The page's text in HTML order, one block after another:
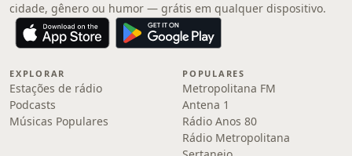
cidade, gênero ou humor — grátis em qualquer dispositivo.
EXPLORAR
Estações de rádio
Podcasts
Músicas Populares
POPULARES
Metropolitana FM
Antena 1
Rádio Anos 80
Rádio Metropolitana